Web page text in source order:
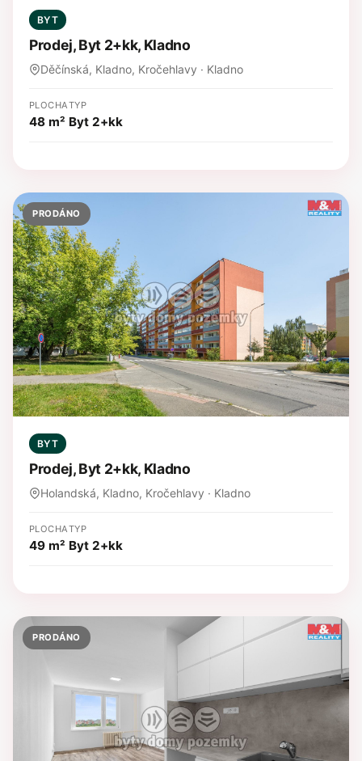
BYT
Prodej, Byt 2+kk, Kladno
Děčínská, Kladno, Kročehlavy · Kladno
PLOCHA
48 m²
TYP
Byt 2+kk
PRODÁNO
BYT
Prodej, Byt 2+kk, Kladno
Holandská, Kladno, Kročehlavy · Kladno
PLOCHA
49 m²
TYP
Byt 2+kk
PRODÁNO